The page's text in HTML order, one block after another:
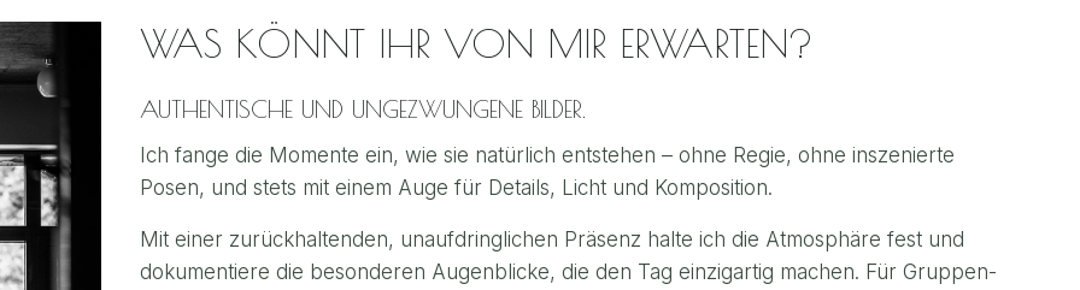
WAS KÖNNT IHR VON MIR ERWARTEN?
AUTHENTISCHE UND UNGEZWUNGENE BILDER.
Ich fange die Momente ein, wie sie natürlich entstehen – ohne Regie, ohne inszenierte
Posen, und stets mit einem Auge für Details, Licht und Komposition.
Mit einer zurückhaltenden, unaufdringlichen Präsenz halte ich die Atmosphäre fest und
dokumentiere die besonderen Augenblicke, die den Tag einzigartig machen. Für Gruppen-